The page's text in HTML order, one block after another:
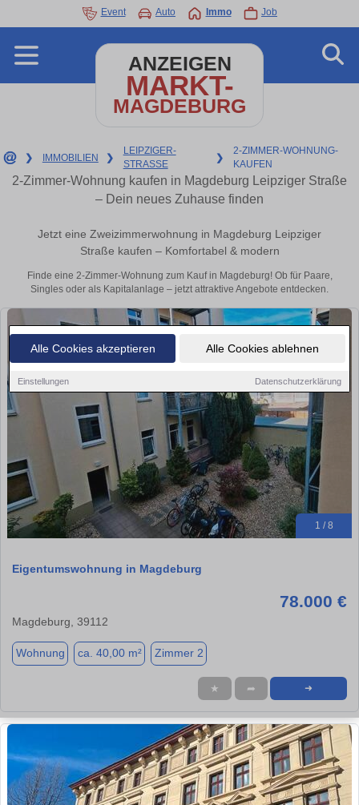
Alle Cookies akzeptieren Alle Cookies ablehnen
Einstellungen Datenschutzerklärung
Event Auto Immo Job
ANZEIGEN
MARKT-
MAGDEBURG
❯ IMMOBILIEN ❯
LEIPZIGER-
STRASSE
❯
2-ZIMMER-WOHNUNG-
KAUFEN
2-Zimmer-Wohnung kaufen in Magdeburg Leipziger Straße
– Dein neues Zuhause finden
Jetzt eine Zweizimmerwohnung in Magdeburg Leipziger
Straße kaufen – Komfortabel & modern
Finde eine 2-Zimmer-Wohnung zum Kauf in Magdeburg! Ob für Paare,
Singles oder als Kapitalanlage – jetzt attraktive Angebote entdecken.
1 / 8
Eigentumswohnung in Magdeburg
78.000 €
Magdeburg, 39112
Wohnung ca. 40,00 m² Zimmer 2
★ ➦ ➜